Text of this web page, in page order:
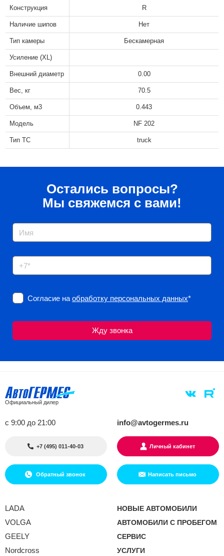
Конструкция R
Наличие шипов Нет
Тип камеры Бескамерная
Усиление (XL)
Внешний диаметр 0.00
Вес, кг 70.5
Объем, м3 0.443
Модель NF 202
Тип ТС truck
Остались вопросы?
Мы свяжемся с вами!
Согласие на обработку персональных данных*
Официальный дилер
с 9:00 до 21:00 info@avtogermes.ru
+7 (495) 011-40-03 Личный кабинет
Обратный звонок Написать письмо
LADA
VOLGA
GEELY
Nordcross
НОВЫЕ АВТОМОБИЛИ
АВТОМОБИЛИ С ПРОБЕГОМ
СЕРВИС
УСЛУГИ